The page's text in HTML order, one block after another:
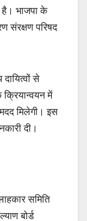
है। भाजपा के
संरक्षण परिषद
से
में
मिलेगी। इस
दी।
समिति
बोर्ड